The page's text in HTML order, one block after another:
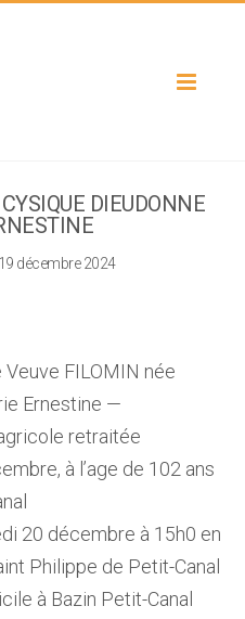
Toggle
DIEUDONNE
19 décembre 2024
FILOMIN née
Ernestine —
retraitée
à l’age de 102 ans
20 décembre à 15h0 en
Philippe de Petit-Canal
à Bazin Petit-Canal